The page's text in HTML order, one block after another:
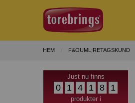
HEM F&OUML;RETAGSKUND
Just nu finns
0 1 4 1 8 1
produkter i